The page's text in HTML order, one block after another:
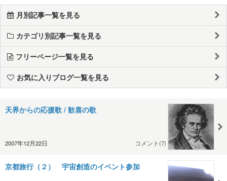
月別記事一覧を見る
カテゴリ別記事一覧を見る
フリーページ一覧を見る
お気に入りブログ一覧を見る
天界からの応援歌 / 歓喜の歌
2007年12月22日 コメント(7)
京都旅行（２） 宇宙創造のイベント参加